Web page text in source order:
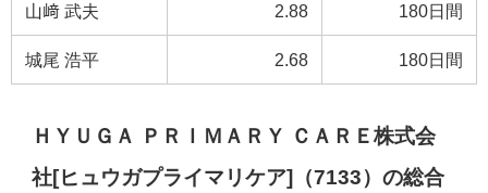
山﨑 武夫 2.88 180日間
城尾 浩平 2.68 180日間
ＨＹＵＧＡ ＰＲＩＭＡＲＹ ＣＡＲＥ株式会
社[ヒュウガプライマリケア]（7133）の総合